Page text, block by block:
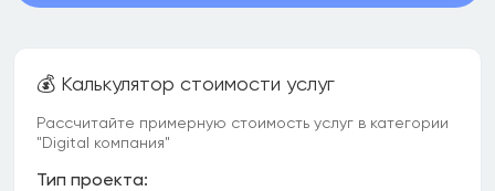
💰 Калькулятор стоимости услуг
Рассчитайте примерную стоимость услуг в категории
"Digital компания"
Тип проекта: